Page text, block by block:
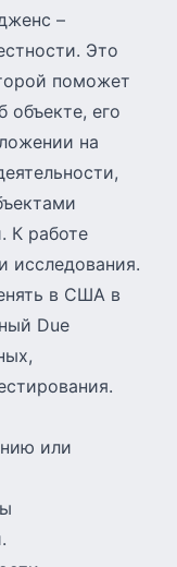
–
Это
поможет
объекте, его
на
К работе
исследования.
в США в
Due
или